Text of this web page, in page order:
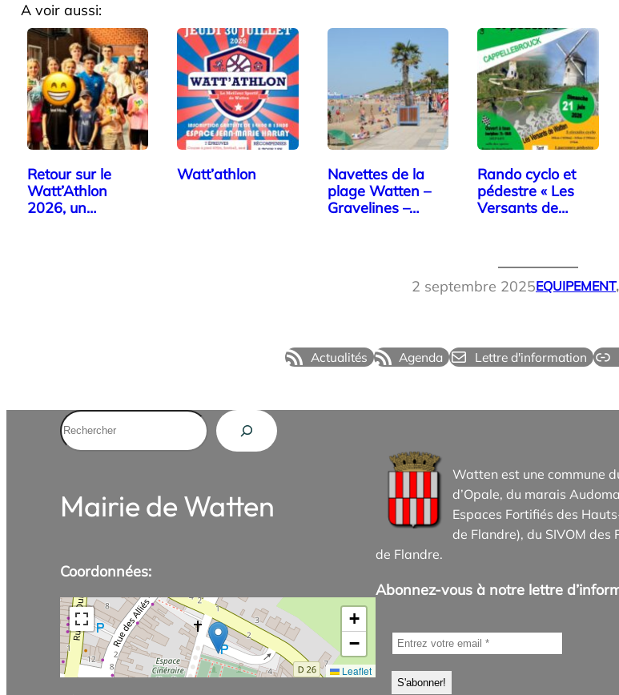
A voir aussi:
Retour sur le
Watt’Athlon
2026, un
Watt’athlon
Navettes de la
plage Watten –
Gravelines –…
Rando cyclo et
pédestre « Les
Versants de
2 septembre 2025EQUIPEMENT,
Actualités Agenda Lettre d'information
Rechercher
Mairie de Watten
Coordonnées:
+
−
Leaflet
Watten est une commune
d’Opale, du marais
Espaces Fortifiés des
de Flandre), du SIVOM des
de Flandre.
Abonnez-vous à notre lettre